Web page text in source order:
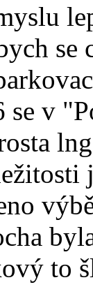
se
se v
to